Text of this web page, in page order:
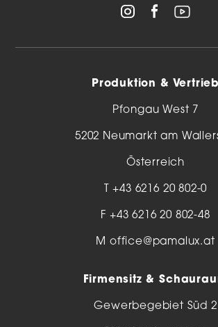
Produktion & Vertrieb
Pfongau West 7
5202 Neumarkt am
Österreich
T+43 6216 20 802-0
F +43 6216 20 802-48
M office@pamalux.at
Firmensitz &
Gewerbegebiet Süd 2